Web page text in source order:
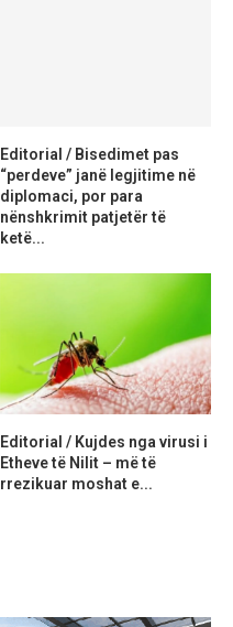
Editorial / Bisedimet pas
“perdeve” janë legjitime në
diplomaci, por para
nënshkrimit patjetër të
ketë...
Editorial / Kujdes nga virusi i
Etheve të Nilit – më të
rrezikuar moshat e...